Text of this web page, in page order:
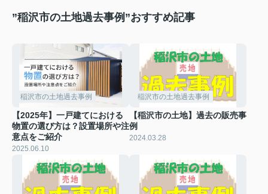
”稲沢市の土地過去事例”おすすめ記事
稲沢市の土地過去事例
【2025年】一戸建てにおける
物置の選び方は？設置場所や注
意点をご紹介
2025.06.10
稲沢市の土地過去事例
【稲沢市の土地】過去の販売事
例
2024.03.28